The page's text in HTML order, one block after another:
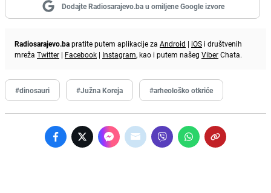
Dodajte Radiosarajevo.ba u omiljene Google izvore
Radiosarajevo.bapratite putem aplikacije za Android | iOS i društvenih
mreža Twitter | Facebook | Instagram, kao i putem našeg ViberChata.
#dinosauri #Južna Koreja #arheološko otkriće